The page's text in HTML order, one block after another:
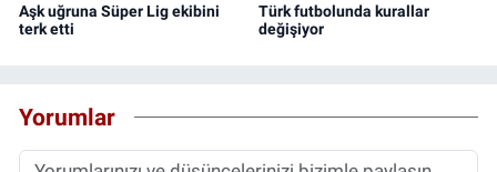
Aşk uğruna Süper Lig ekibini
terk etti
Türk futbolunda kurallar
değişiyor
Yorumlar